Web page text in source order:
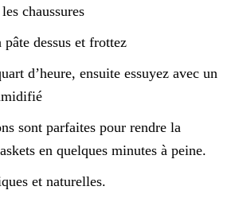
chaussures
dessus et frottez
d’heure, ensuite essuyez avec un
sont parfaites pour rendre la
en quelques minutes à peine.
et naturelles.